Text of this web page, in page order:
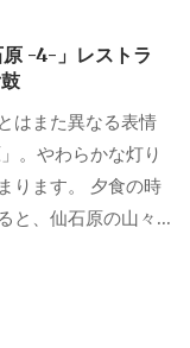
-4-」レストラ
はまた異なる表情
。やわらかな灯り
ります。 夕食の時
と、仙石原の山々...